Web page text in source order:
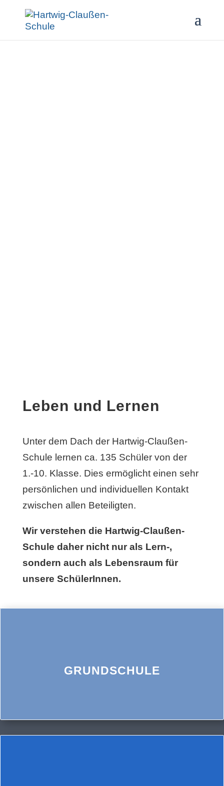
Leben und Lernen
Unter dem Dach der Hartwig-Claußen-
Schule lernen ca. 135 Schüler von der
1.-10. Klasse. Dies ermöglicht einen sehr
persönlichen und individuellen Kontakt
zwischen allen Beteiligten.
Wir verstehen die Hartwig-Claußen-
Schule daher nicht nur als Lern-,
sondern auch als Lebensraum für
unsere SchülerInnen.
GRUNDSCHULE